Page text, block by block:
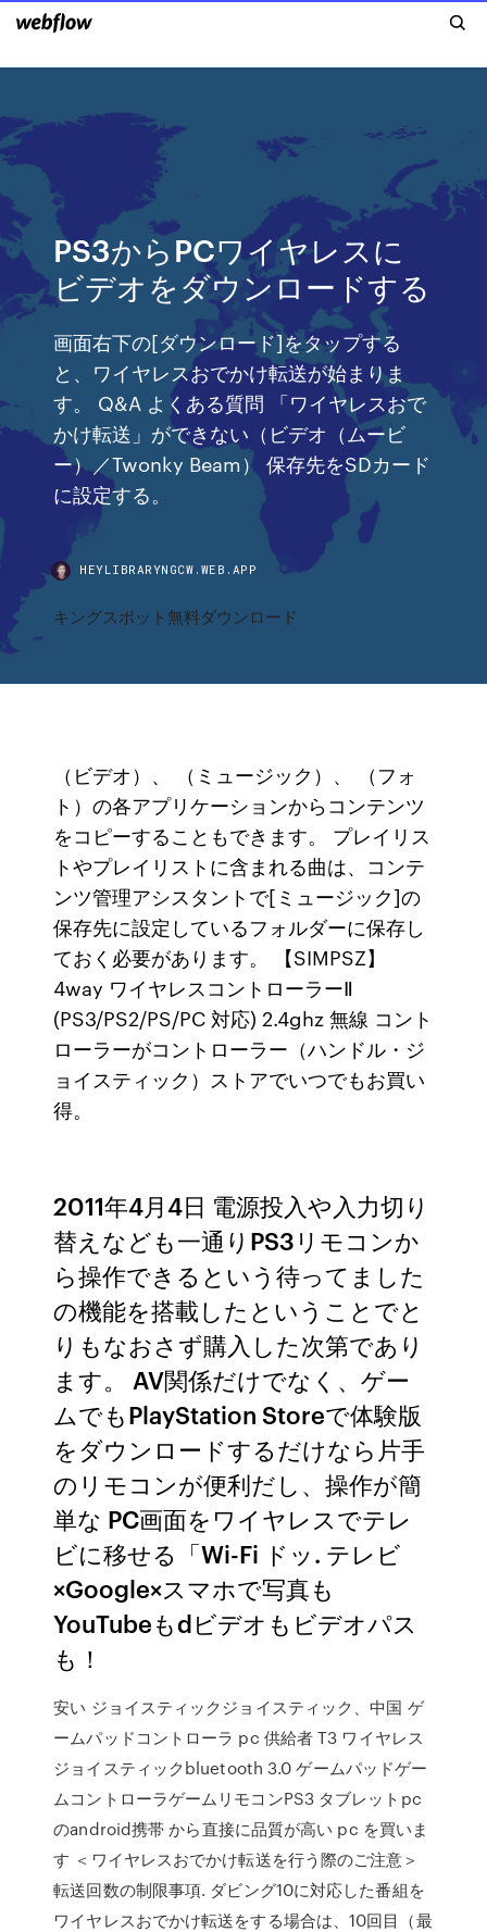
PS3からPCワイヤレスに
ビデオをダウンロードする
画面右下の[ダウンロード]をタップする
と、ワイヤレスおでかけ転送が始まりま
す。 Q&A よくある質問 「ワイヤレスおで
かけ転送」ができない（ビデオ（ムービ
ー）／Twonky Beam） 保存先をSDカード
に設定する。
HEYLIBRARYNGCW.WEB.APP
キングスボット無料ダウンロード
（ビデオ）、 （ミュージック）、 （フォ
ト）の各アプリケーションからコンテンツ
をコピーすることもできます。 プレイリス
トやプレイリストに含まれる曲は、コンテ
ンツ管理アシスタントで[ミュージック]の
保存先に設定しているフォルダーに保存し
ておく必要があります。 【SIMPSZ】
4way ワイヤレスコントローラーⅡ
(PS3/PS2/PS/PC 対応) 2.4ghz 無線 コント
ローラーがコントローラー（ハンドル・ジ
ョイスティック）ストアでいつでもお買い
得。
2011年4月4日 電源投入や入力切り
替えなども一通りPS3リモコンか
ら操作できるという待ってました
の機能を搭載したということでと
りもなおさず購入した次第であり
ます。 AV関係だけでなく、ゲー
ムでもPlayStation Storeで体験版
をダウンロードするだけなら片手
のリモコンが便利だし、操作が簡
単な PC画面をワイヤレスでテレ
ビに移せる「Wi-Fi ドッ. テレビ
×Google×スマホで写真も
YouTubeもdビデオもビデオパス
も！
安い ジョイスティックジョイスティック、中国 ゲ
ームパッドコントローラ pc 供給者 T3 ワイヤレス
ジョイスティックbluetooth 3.0 ゲームパッドゲー
ムコントローラゲームリモコンPS3 タブレットpc
のandroid携帯 から直接に品質が高い pc を買いま
す ＜ワイヤレスおでかけ転送を行う際のご注意＞
転送回数の制限事項. ダビング10に対応した番組を
ワイヤレスおでかけ転送をする場合は、10回目（最